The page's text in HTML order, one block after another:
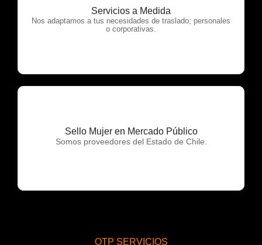
Servicios a Medida
Nos adaptamos a tus necesidades de traslado; personales
o corporativas.
OTP Servicios
Sello Mujer en Mercado Público
Somos proveedores del Estado de Chile.
OTP Servicios
OTP SERVICIOS